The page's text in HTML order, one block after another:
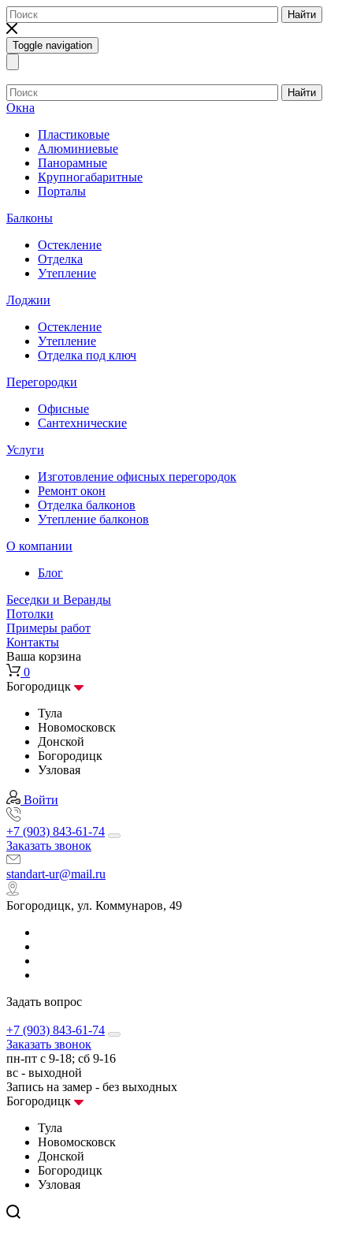
Найти
Toggle navigation
Найти
Окна
Пластиковые
Алюминиевые
Панорамные
Крупногабаритные
Порталы
Балконы
Остекление
Отделка
Утепление
Лоджии
Остекление
Утепление
Отделка под ключ
Перегородки
Офисные
Сантехнические
Услуги
Изготовление офисных перегородок
Ремонт окон
Отделка балконов
Утепление балконов
О компании
Блог
Беседки и Веранды
Потолки
Примеры работ
Контакты
Ваша корзина
0
Богородицк
Тула
Новомосковск
Донской
Богородицк
Узловая
Войти
+7 (903) 843-61-74
Заказать звонок
standart-ur@mail.ru
Богородицк, ул. Коммунаров, 49
Задать вопрос
+7 (903) 843-61-74
Заказать звонок
пн-пт с 9-18; сб 9-16
вс - выходной
Запись на замер - без выходных
Богородицк
Тула
Новомосковск
Донской
Богородицк
Узловая